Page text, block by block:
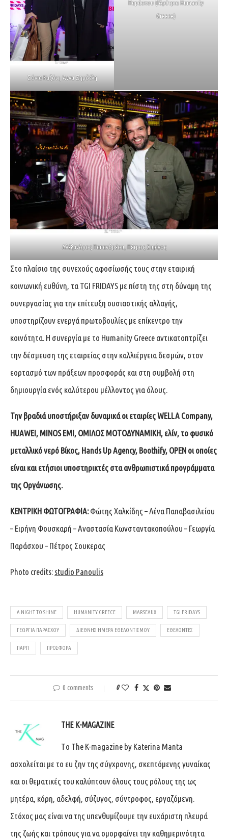
Σόνια Καζόνι, Άννα Ζηρδέλη
Παράσχου (Ιδρύτρια Humanity
Greece)
Αλέξανδρος Παπανδρέου, Πέτρος Συρίγος
Στο πλαίσιο της συνεχούς αφοσίωσής τους στην εταιρική
κοινωνική ευθύνη, τα TGI FRIDAYS με πίστη της στη δύναμη της
συνεργασίας για την επίτευξη ουσιαστικής αλλαγής,
υποστηρίζουν ενεργά πρωτοβουλίες με επίκεντρο την
κοινότητα. Η συνεργία με το Humanity Greece αντικατοπτρίζει
την δέσμευση της εταιρείας στην καλλιέργεια δεσμών, στον
εορτασμό των πράξεων προσφοράς και στη συμβολή στη
δημιουργία ενός καλύτερου μέλλοντος για όλους.
Την βραδιά υποστήριξαν δυναμικά οι εταιρίες WELLA Company,
HUAWEI, MINOS EMI, ΟΜΙΛΟΣ ΜΟΤΟΔΥΝΑΜΙΚΗ, ελίν, το φυσικό
μεταλλικό νερό Βίκος, Hands Up Agency, Boothify, OPEN οι οποίες
είναι και ετήσιοι υποστηρικτές στα ανθρωπιστικά προγράμματα
της Οργάνωσης.
ΚΕΝΤΡΙΚΗ ΦΩΤΟΓΡΑΦΙΑ:Φώτης Χαλκίδης – Λένα Παπαβασιλείου
– Ειρήνη Φουσκαρή – Αναστασία Κωνσταντακοπούλου – Γεωργία
Παράσχου – Πέτρος Σουκερας
Photo credits: studio Panoulis
A NIGHT TO SHINE HUMANITY GREECE MARSEAUX TGI FRIDAYS
ΓΕΩΡΓΊΑ ΠΑΡΆΣΧΟΥ ΔΙΕΘΝΉΣ ΗΜΈΡΑ ΕΘΕΛΟΝΤΙΣΜΟΎ ΕΘΕΛΟΝΤΕΣ
ΠΑΡΤΙ ΠΡΟΣΦΟΡΑ
0 comments 0
THE K-MAGAZINE
Tο The K-magazine by Katerina Manta
ασχολείται με το ευ ζην της σύγχρονης, σκεπτόμενης γυναίκας
και οι θεματικές του καλύπτουν όλους τους ρόλους της ως
μητέρα, κόρη, αδελφή, σύζυγος, σύντροφος, εργαζόμενη.
Στόχος μας είναι να της υπενθυμίζουμε την ευχάριστη πλευρά
της ζωής και τρόπους για να ομορφαίνει την καθημερινότητα